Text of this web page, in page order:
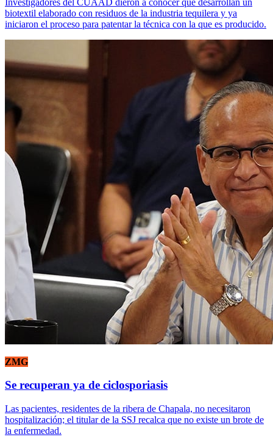
biotextil elaborado con residuos de la industria tequilera y ya
iniciaron el proceso para patentar la técnica con la que es producido.
ZMG
Se recuperan ya de ciclosporiasis
Las pacientes, residentes de la ribera de Chapala, no necesitaron
hospitalización; el titular de la SSJ recalca que no existe un brote de
la enfermedad.